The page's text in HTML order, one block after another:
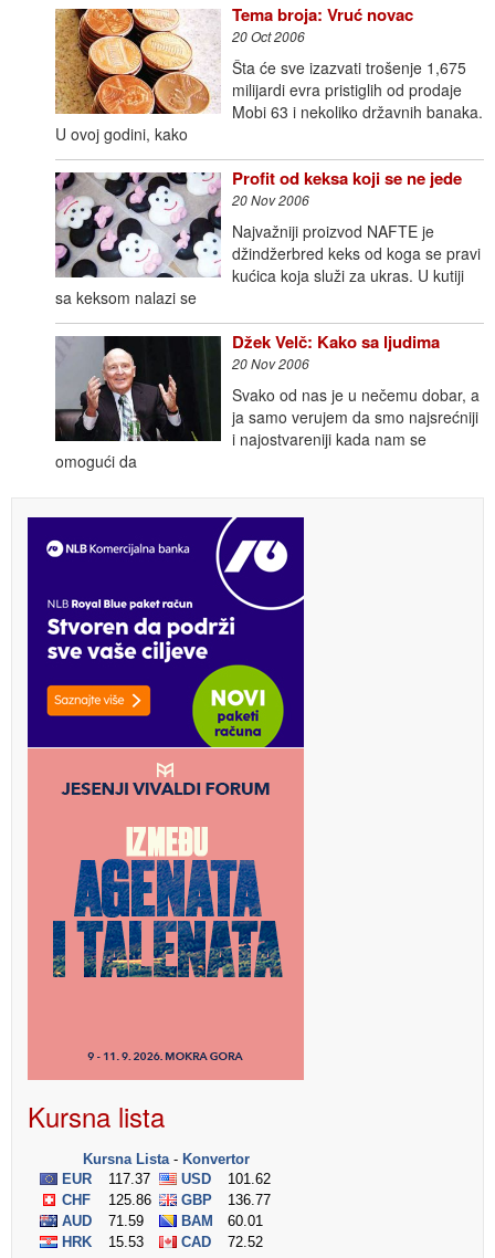
Tema broja: Vruć novac
20 Oct 2006
Šta će sve izazvati trošenje 1,675
milijardi evra pristiglih od prodaje
Mobi 63 i nekoliko državnih banaka.
U ovoj godini, kako
Profit od keksa koji se ne jede
20 Nov 2006
Najvažniji proizvod NAFTE je
džindžerbred keks od koga se pravi
kućica koja služi za ukras. U kutiji
sa keksom nalazi se
Džek Velč: Kako sa ljudima
20 Nov 2006
Svako od nas je u nečemu dobar, a
ja samo verujem da smo najsrećniji
i najostvareniji kada nam se
omogući da
Kursna lista